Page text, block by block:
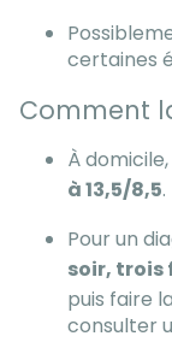
certaines
Comment
À
à 13,5/8,5.
Pour un
soir, trois
puis faire la
consulter